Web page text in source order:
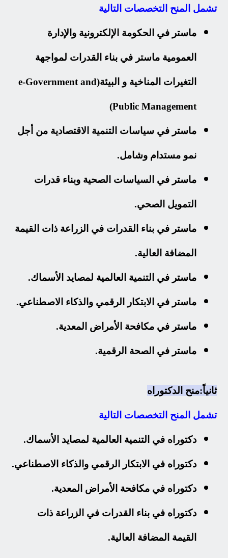
تشمل المنح التخصصات التالية
ماستر في الحكومة الإلكترونية والإدارة
العمومية ماستر في بناء القدرات لمواجهة
التغيرات المناخية و البيئة(e-Government and
Public Management)
ماستر في سياسات التنمية الاقتصادية من أجل
نمو مستدام وشامل.
ماستر في السياسات الصحية وبناء قدرات
التمويل الصحي.
ماستر في بناء القدرات في الزراعة ذات القيمة
المضافة العالية.
ماستر في التنمية العالمية لمصايد الأسماك.
ماستر في الابتكار الرقمي والذكاء الاصطناعي.
ماستر في مكافحة الأمراض المعدية.
ماستر في الصحة الرقمية.
ثانياً:منح الدكتوراه
تشمل المنح التخصصات التالية
دكتوراه في التنمية العالمية لمصايد الأسماك.
دكتوراه في الابتكار الرقمي والذكاء الاصطناعي.
دكتوراه في مكافحة الأمراض المعدية.
دكتوراه في بناء القدرات في الزراعة ذات
القيمة المضافة العالية.